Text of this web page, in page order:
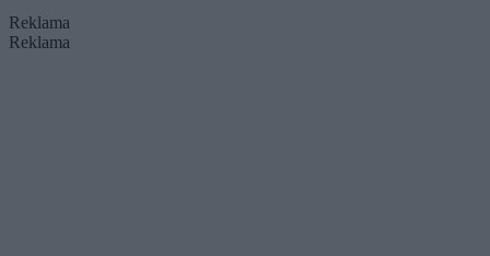
Reklama
Reklama